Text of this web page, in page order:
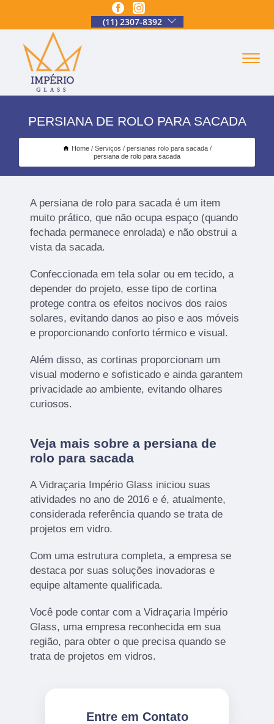
(11) 2307-8392
PERSIANA DE ROLO PARA SACADA
Home Serviços
persianas rolo para sacada
persiana de rolo para sacada
A persiana de rolo para sacada é um item
muito prático, que não ocupa espaço (quando
fechada permanece enrolada) e não obstrui a
vista da sacada.
Confeccionada em tela solar ou em tecido, a
depender do projeto, esse tipo de cortina
protege contra os efeitos nocivos dos raios
solares, evitando danos ao piso e aos móveis
e proporcionando conforto térmico e visual.
Além disso, as cortinas proporcionam um
visual moderno e sofisticado e ainda garantem
privacidade ao ambiente, evitando olhares
curiosos.
Veja mais sobre a persiana de
rolo para sacada
A Vidraçaria Império Glass iniciou suas
atividades no ano de 2016 e é, atualmente,
considerada referência quando se trata de
projetos em vidro.
Com uma estrutura completa, a empresa se
destaca por suas soluções inovadoras e
equipe altamente qualificada.
Você pode contar com a Vidraçaria Império
Glass, uma empresa reconhecida em sua
região, para obter o que precisa quando se
trata de projetos em vidros.
Entre em Contato